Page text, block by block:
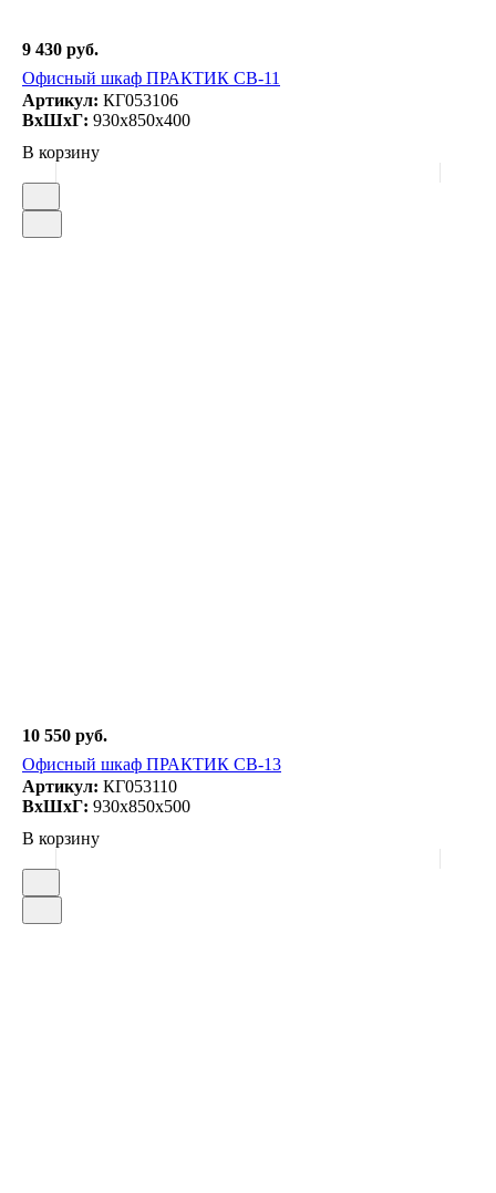
9 430 руб.
Офисный шкаф ПРАКТИК СВ-11
Артикул: КГ053106
ВxШxГ: 930x850x400
В корзину
10 550 руб.
Офисный шкаф ПРАКТИК СВ-13
Артикул: КГ053110
ВxШxГ: 930x850x500
В корзину